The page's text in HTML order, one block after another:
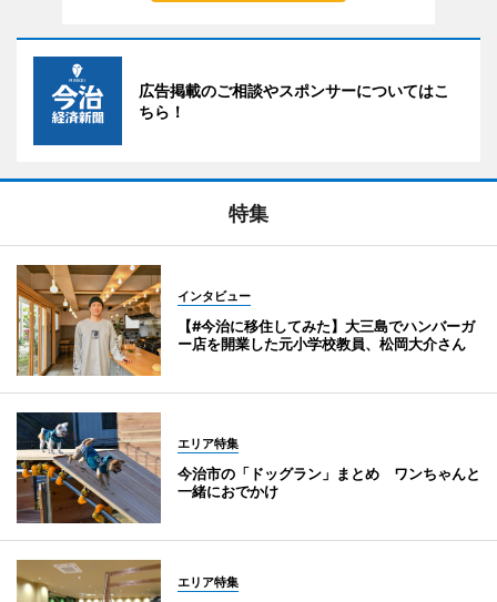
広告掲載のご相談やスポンサーについてはこ
ちら！
特集
インタビュー
【#今治に移住してみた】大三島でハンバーガ
ー店を開業した元小学校教員、松岡大介さん
エリア特集
今治市の「ドッグラン」まとめ ワンちゃんと
一緒におでかけ
エリア特集